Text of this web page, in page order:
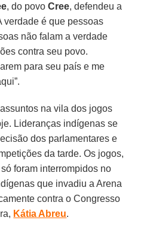
, do povoCree, defendeu a
verdade é que pessoas
não falam a verdade
contra seu povo.
para seu país e me
na vila dos jogos
Lideranças indígenas se
dos parlamentares e
da tarde. Os jogos,
foram interrompidos no
que invadiu a Arena
contra o Congresso
Kátia Abreu.